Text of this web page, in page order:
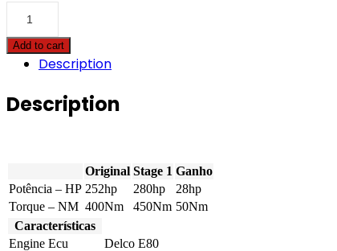
Envision
-
252hp
quantity
Add to cart
Description
Description
Original Stage 1 Ganho
Potência – HP 252hp 280hp
28hp
Torque – NM 400Nm 450Nm 50Nm
Características
Engine Ecu
Delco E80